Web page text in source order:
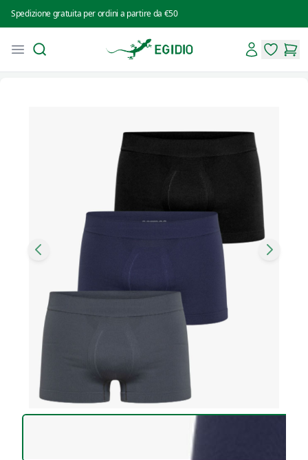
Spedizione gratuita per ordini a partire da €50
Open menu
Search
Intimo Egidio
Account
items in